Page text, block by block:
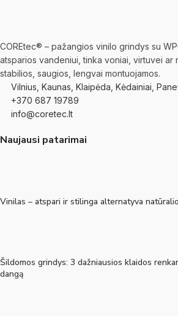
COREtec® – pažangios vinilo grindys su
atsparios vandeniui, tinka voniai, virtuvei ar
stabilios, saugios, lengvai montuojamos.
Vilnius, Kaunas, Klaipėda, Kėdainiai,
+370 687 19789
info@coretec.lt
Naujausi patarimai
Vinilas – atspari ir stilinga alternatyva
Šildomos grindys: 3 dažniausios klaidos
dangą